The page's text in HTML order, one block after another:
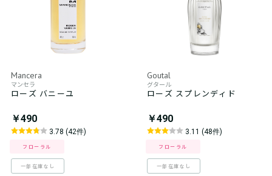
Mancera
マンセラ
ローズ バニーユ
￥490
3.78 (42件)
フローラル
一部在庫なし
Goutal
グタール
ローズ スプレンディド
￥490
3.11 (48件)
フローラル
一部在庫なし